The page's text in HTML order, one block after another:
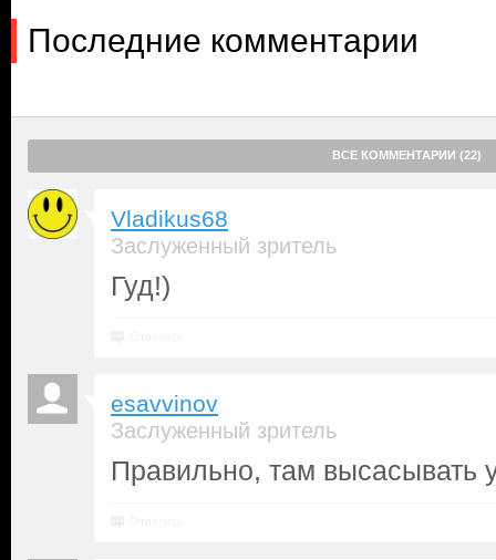
Последние комментарии
ВСЕ КОММЕНТАРИИ (22)
Vladikus68
Заслуженный зритель
Гуд!)
esavvinov
Заслуженный зритель
Правильно, там высасывать